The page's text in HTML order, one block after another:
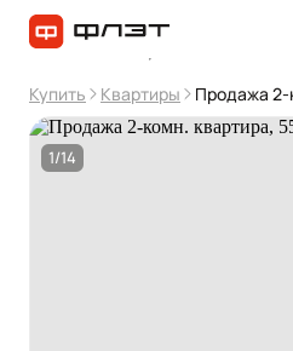
Купить Квартиры Продажа 2-
1/14